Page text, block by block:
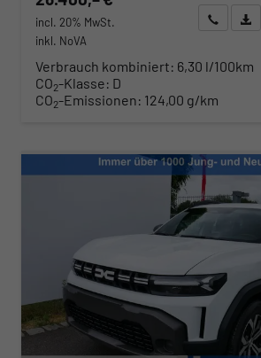
incl. 20% MwSt.
inkl. NoVA
Wir rufen
Verbrauch kombiniert: 6,30 l/100km
CO2-Klasse: D
CO2-Emissionen: 124,00 g/km